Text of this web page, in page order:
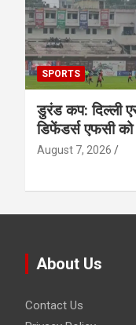
SPORTS
डुरंड कप: दिल्ली
डिफेंडर्स एफसी
August 7, 2026
About Us
Contact Us